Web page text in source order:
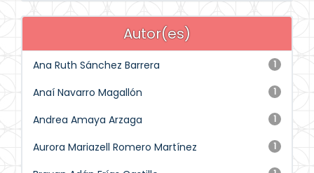
Autor(es)
1
Ana Ruth Sánchez Barrera
1
Anaí Navarro Magallón
1
Andrea Amaya Arzaga
1
Aurora Mariazell Romero Martínez